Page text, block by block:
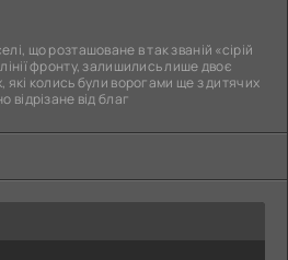
що розташоване в так званій «сірій
фронту, залишились лише двоє
які колись були ворогами ще з дитячих
відрізане від благ